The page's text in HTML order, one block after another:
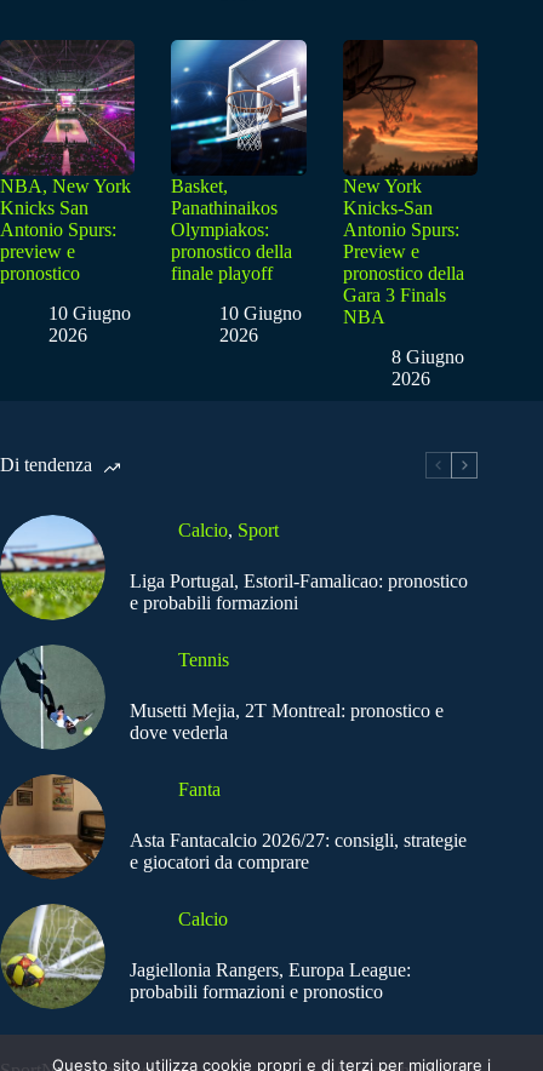
NBA, New York
Knicks San
Antonio Spurs:
preview e
pronostico
10 Giugno
2026
Basket,
Panathinaikos
Olympiakos:
pronostico della
finale playoff
10 Giugno
2026
New York
Knicks-San
Antonio Spurs:
Preview e
pronostico della
Gara 3 Finals
NBA
8 Giugno
2026
Di tendenza
Calcio, Sport
Liga Portugal, Estoril-Famalicao: pronostico
e probabili formazioni
Tennis
Musetti Mejia, 2T Montreal: pronostico e
dove vederla
Fanta
Asta Fantacalcio 2026/27: consigli, strategie
e giocatori da comprare
Calcio
Jagiellonia Rangers, Europa League:
probabili formazioni e pronostico
Questo sito utilizza cookie propri e di terzi per migliorare i